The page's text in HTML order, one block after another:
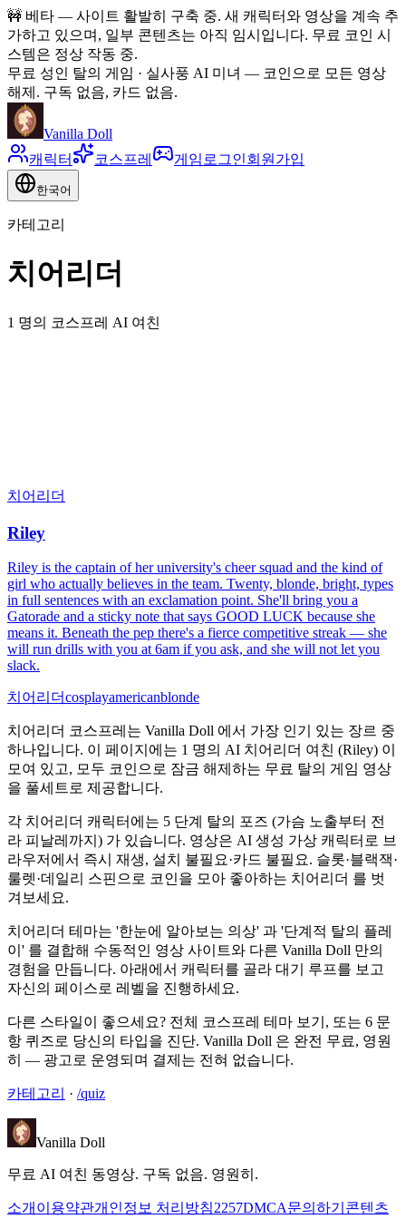
🚧 베타 — 사이트 활발히 구축 중. 새 캐릭터와 영상을 계속 추
가하고 있으며, 일부 콘텐츠는 아직 임시입니다. 무료 코인 시
스템은 정상 작동 중.
무료 성인 탈의 게임 · 실사풍 AI 미녀 — 코인으로 모든 영상
해제. 구독 없음, 카드 없음.
Vanilla Doll
캐릭터
코스프레 게임 로그인회원가입
한국어
카테고리
치어리더
1 명의 코스프레 AI 여친
치어리더
Riley
Riley is the captain of her university's cheer squad and the kind of
girl who actually believes in the team. Twenty, blonde, bright, types
in full sentences with an exclamation point. She'll bring you a
Gatorade and a sticky note that says GOOD LUCK because she
means it. Beneath the pep there's a fierce competitive streak — she
will run drills with you at 6am if you ask, and she will not let you
slack.
치어리더cosplayamericanblonde
치어리더 코스프레는 Vanilla Doll 에서 가장 인기 있는 장르 중
하나입니다. 이 페이지에는 1 명의 AI 치어리더 여친 (Riley) 이
모여 있고, 모두 코인으로 잠금 해제하는 무료 탈의 게임 영상
을 풀세트로 제공합니다.
각 치어리더 캐릭터에는 5 단계 탈의 포즈 (가슴 노출부터 전
라 피날레까지) 가 있습니다. 영상은 AI 생성 가상 캐릭터로 브
라우저에서 즉시 재생, 설치 불필요·카드 불필요. 슬롯·블랙잭·
룰렛·데일리 스핀으로 코인을 모아 좋아하는 치어리더 를 벗
겨보세요.
치어리더 테마는 '한눈에 알아보는 의상' 과 '단계적 탈의 플레
이' 를 결합해 수동적인 영상 사이트와 다른 Vanilla Doll 만의
경험을 만듭니다. 아래에서 캐릭터를 골라 대기 루프를 보고
자신의 페이스로 레벨을 진행하세요.
다른 스타일이 좋으세요? 전체 코스프레 테마 보기, 또는 6 문
항 퀴즈로 당신의 타입을 진단. Vanilla Doll 은 완전 무료, 영원
히 — 광고로 운영되며 결제는 전혀 없습니다.
카테고리 · /quiz
Vanilla Doll
무료 AI 여친 동영상. 구독 없음. 영원히.
소개 이용약관개인정보 처리방침2257DMCA문의하기 콘텐츠